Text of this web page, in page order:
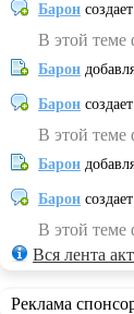
Барон
В этой теме
Барон
Барон
В этой теме
Барон
Барон
В этой теме
Вся лента
Реклама